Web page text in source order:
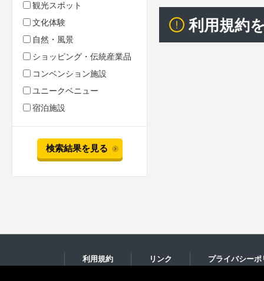
観光スポット
文化体験
自然・風景
ショッピング・伝統産業品
コンベンション施設
ユニークベニュー
宿泊施設
検索結果を見る
利用規約
利用規約 リンク プライバシーポ